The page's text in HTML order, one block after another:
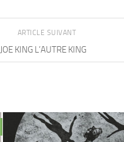
ARTICLE SUIVANT
JOE KING L’AUTRE KING